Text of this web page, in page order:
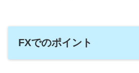
FXでのポイント